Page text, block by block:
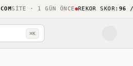
SITE · 1 GÜN ÖNCE REKOR SKOR:96 /
⌘K